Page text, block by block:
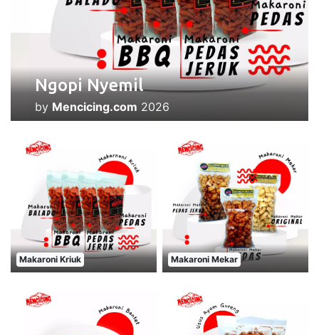
Ngopi Nyemil
Mencicing.com 2026
Makaroni Kriuk Makaroni Mekar